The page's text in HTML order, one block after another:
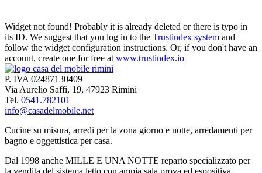
Armadio ponte matrimoniale
Widget not found! Probably it is already deleted or there is typo in
its ID. We suggest that you log in to the Trustindex system and
follow the widget configuration instructions. Or, if you don't have an
account, create one for free at www.trustindex.io
P. IVA 02487130409
Via Aurelio Saffi, 19, 47923 Rimini
Tel. 0541.782101
info@casadelmobile.net
Cucine su misura, arredi per la zona giorno e notte, arredamenti per
bagno e oggettistica per casa.
Dal 1998 anche MILLE E UNA NOTTE reparto specializzato per
la vendita del sistema letto con ampia sala prova ed espositiva